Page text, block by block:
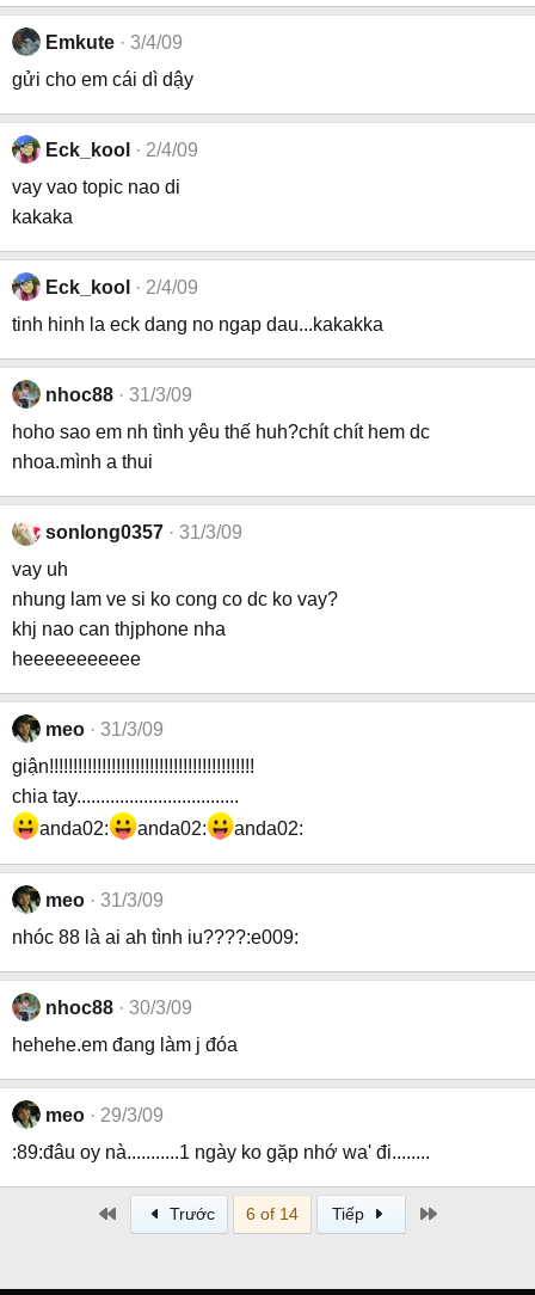
Emkute
3/4/09
gửi cho em cái dì dậy
Eck_kool
2/4/09
vay vao topic nao di
kakaka
Eck_kool
2/4/09
tinh hinh la eck dang no ngap dau...kakakka
nhoc88
31/3/09
hoho sao em nh tình yêu thế huh?chít chít hem dc
nhoa.mình a thui
sonlong0357
31/3/09
vay uh
nhung lam ve si ko cong co dc ko vay?
khj nao can thjphone nha
heeeeeeeeeee
meo
31/3/09
giận!!!!!!!!!!!!!!!!!!!!!!!!!!!!!!!!!!!!!!!!!!!
chia tay..................................
anda02:
anda02: anda02:
meo
31/3/09
nhóc 88 là ai ah tình iu????:e009:
nhoc88
30/3/09
hehehe.em đang làm j đóa
meo
29/3/09
:89:đâu oy nà...........1 ngày ko gặp nhớ wa' đi........
Trước 6 of 14 Tiếp